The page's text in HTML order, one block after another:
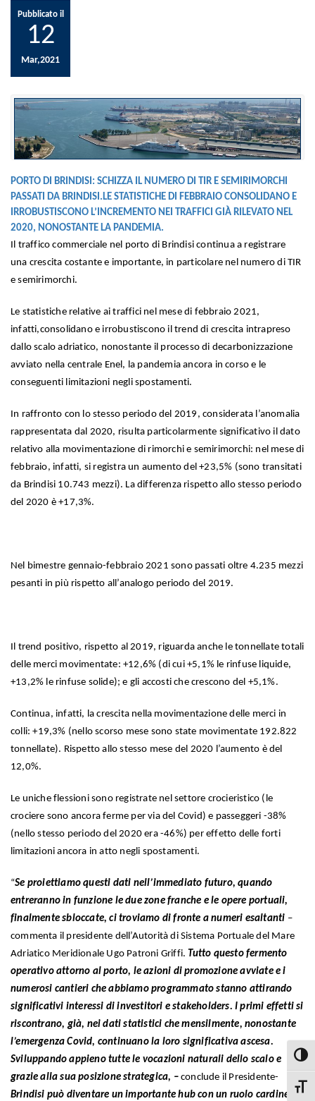
Pubblicato il
12
Mar,2021
PORTO DI BRINDISI: SCHIZZA IL NUMERO DI TIR E SEMIRIMORCHI
PASSATI DA BRINDISI.LE STATISTICHE DI FEBBRAIO CONSOLIDANO E
IRROBUSTISCONO L’INCREMENTO NEI TRAFFICI GIÀ RILEVATO NEL
2020, NONOSTANTE LA PANDEMIA.
Il traffico commerciale nel porto di Brindisi continua a registrare
una crescita costante e importante, in particolare nel numero di TIR
e semirimorchi.
Le statistiche relative ai traffici nel mese di febbraio 2021,
infatti,consolidano e irrobustiscono il trend di crescita intrapreso
dallo scalo adriatico, nonostante il processo di decarbonizzazione
avviato nella centrale Enel, la pandemia ancora in corso e le
conseguenti limitazioni negli spostamenti.
In raffronto con lo stesso periodo del 2019, considerata l’anomalia
rappresentata dal 2020, risulta particolarmente significativo il dato
relativo alla movimentazione di rimorchi e semirimorchi: nel mese di
febbraio, infatti, si registra un aumento del +23,5% (sono transitati
da Brindisi 10.743 mezzi). La differenza rispetto allo stesso periodo
del 2020 è +17,3%.
Nel bimestre gennaio-febbraio 2021 sono passati oltre 4.235 mezzi
pesanti in più rispetto all’analogo periodo del 2019.
Il trend positivo, rispetto al 2019, riguarda anche le tonnellate totali
delle merci movimentate: +12,6% (di cui +5,1% le rinfuse liquide,
+13,2% le rinfuse solide); e gli accosti che crescono del +5,1%.
Continua, infatti, la crescita nella movimentazione delle merci in
colli: +19,3% (nello scorso mese sono state movimentate 192.822
tonnellate). Rispetto allo stesso mese del 2020 l’aumento è del
12,0%.
Le uniche flessioni sono registrate nel settore crocieristico (le
crociere sono ancora ferme per via del Covid) e passeggeri -38%
(nello stesso periodo del 2020 era -46%) per effetto delle forti
limitazioni ancora in atto negli spostamenti.
“Se proiettiamo questi dati nell’immediato futuro, quando
entreranno in funzione le due zone franche e le opere portuali,
finalmente sbloccate, ci troviamo di fronte a numeri esaltanti –
commenta il presidente dell’Autorità di Sistema Portuale del Mare
Adriatico Meridionale Ugo Patroni Griffi.Tutto questo fermento
operativo attorno al porto, le azioni di promozione avviate e i
numerosi cantieri che abbiamo programmato stanno attirando
significativi interessi di investitori e stakeholders. I primi effetti si
riscontrano, già, nei dati statistici che mensilmente, nonostante
l’emergenza Covid, continuano la loro significativa ascesa.
Sviluppando appieno tutte le vocazioni naturali dello scalo e
grazie alla sua posizione strategica, – conclude il Presidente-
Brindisi può diventare un importante hub con un ruolo cardine